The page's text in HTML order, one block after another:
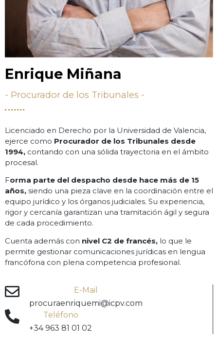
Enrique Miñana
- Procurador de los Tribunales -
Licenciado en Derecho por la Universidad de Valencia,
ejerce como Procurador de los Tribunales desde
1994, contando con una sólida trayectoria en el ámbito
procesal.
Forma parte del despacho desde hace más de 15
años, siendo una pieza clave en la coordinación entre el
equipo jurídico y los órganos judiciales. Su experiencia,
rigor y cercanía garantizan una tramitación ágil y segura
de cada procedimiento.
Cuenta además con nivel C2 de francés, lo que le
permite gestionar comunicaciones jurídicas en lengua
francófona con plena competencia profesional.
E-Mail
procuraenriquemi@icpv.com
Teléfono
+34 963 81 01 02